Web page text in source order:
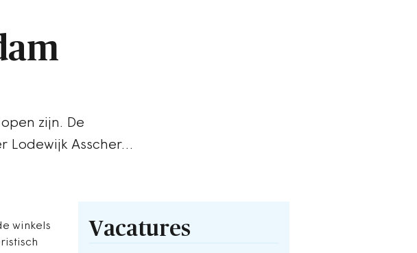
zijn. De
Lodewijk Asscher…
winkels
Vacatures